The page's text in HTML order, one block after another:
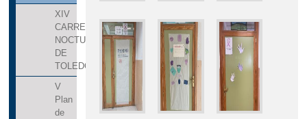
XIV
CARRERA
NOCTURNA
DE
TOLEDO
V
Plan
de